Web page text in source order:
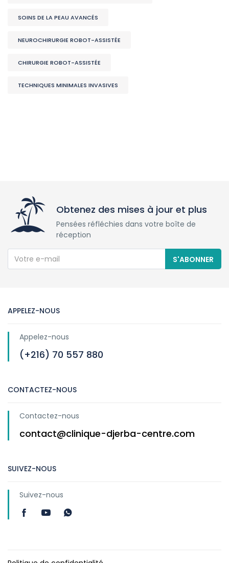
SOINS DE LA PEAU AVANCÉS
NEUROCHIRURGIE ROBOT-ASSISTÉE
CHIRURGIE ROBOT-ASSISTÉE
TECHNIQUES MINIMALES INVASIVES
Obtenez des mises à jour et plus
Pensées réfléchies dans votre boîte de
réception
S'ABONNER
APPELEZ-NOUS
Appelez-nous
(+216) 70 557 880
CONTACTEZ-NOUS
Contactez-nous
contact@clinique-djerba-centre.com
SUIVEZ-NOUS
Suivez-nous